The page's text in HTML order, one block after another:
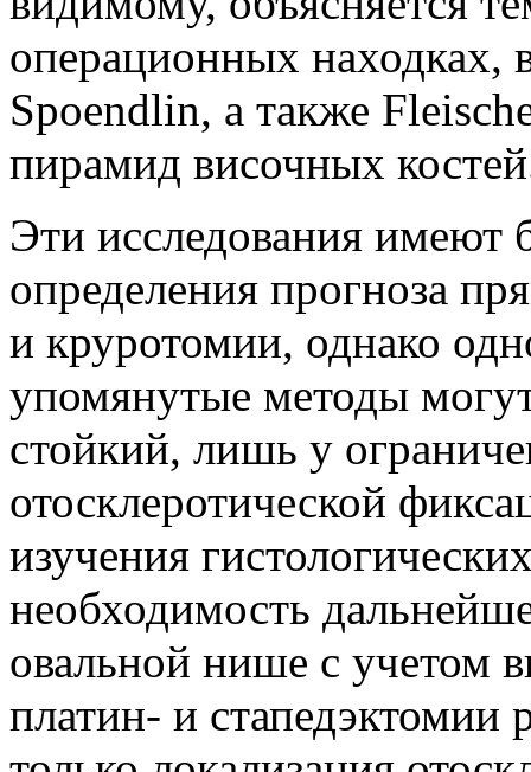
операционных находках,
Spoendlin, а также
пирамид височных
Эти исследования имеют
определения прогноза
и круротомии, однако
упомянутые мето­ды
стойкий, лишь у
отосклеротиче­ской
изучения
необходимость
овальной нише с учетом
платин- и